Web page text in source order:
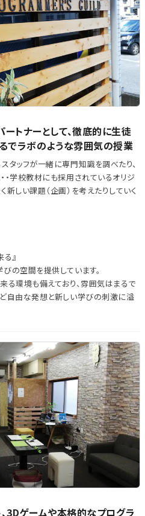
トナーとして、徹底的に生徒
でラボのような雰囲気の授業
タッフが一緒に専門知識を調べたり、
・学校教材にも採用されているオリジ
しい課題（企画）を考えたりしていく
』
の空間を提供しています。
る環境も備えており、雰囲気はまるで
自由な発想と新しい学びの刺激に溢
3Dゲームや本格的なプログラ